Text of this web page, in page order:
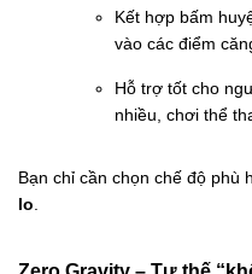
Kết hợp bấm
vào các điểm
Hỗ trợ tốt cho
nhiều, chơi thể
Bạn chỉ cần chọn chế độ phù
lo.